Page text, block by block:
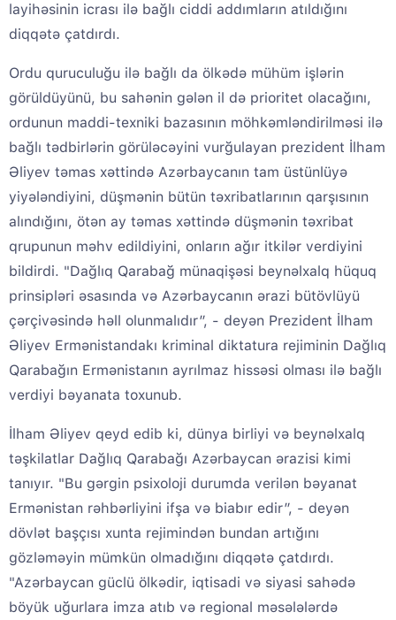
layihəsinin icrası ilə bağlı ciddi addımların atıldığını
diqqətə çatdırdı.
Ordu quruculuğu ilə bağlı da ölkədə mühüm işlərin
görüldüyünü, bu sahənin gələn il də prioritet olacağını,
ordunun maddi-texniki bazasının möhkəmləndirilməsi ilə
bağlı tədbirlərin görüləcəyini vurğulayan prezident İlham
Əliyev təmas xəttində Azərbaycanın tam üstünlüyə
yiyələndiyini, düşmənin bütün təxribatlarının qarşısının
alındığını, ötən ay təmas xəttində düşmənin təxribat
qrupunun məhv edildiyini, onların ağır itkilər verdiyini
bildirdi. "Dağlıq Qarabağ münaqişəsi beynəlxalq hüquq
prinsipləri əsasında və Azərbaycanın ərazi bütövlüyü
çərçivəsində həll olunmalıdır”, - deyən Prezident İlham
Əliyev Ermənistandakı kriminal diktatura rejiminin Dağlıq
Qarabağın Ermənistanın ayrılmaz hissəsi olması ilə bağlı
verdiyi bəyanata toxunub.
İlham Əliyev qeyd edib ki, dünya birliyi və beynəlxalq
təşkilatlar Dağlıq Qarabağı Azərbaycan ərazisi kimi
tanıyır. "Bu gərgin psixoloji durumda verilən bəyanat
Ermənistan rəhbərliyini ifşa və biabır edir”, - deyən
dövlət başçısı xunta rejimindən bundan artığını
gözləməyin mümkün olmadığını diqqətə çatdırdı.
"Azərbaycan güclü ölkədir, iqtisadi və siyasi sahədə
böyük uğurlara imza atıb və regional məsələlərdə